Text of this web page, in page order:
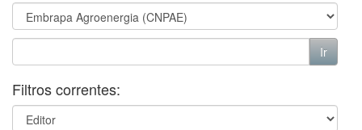
Filtros correntes: